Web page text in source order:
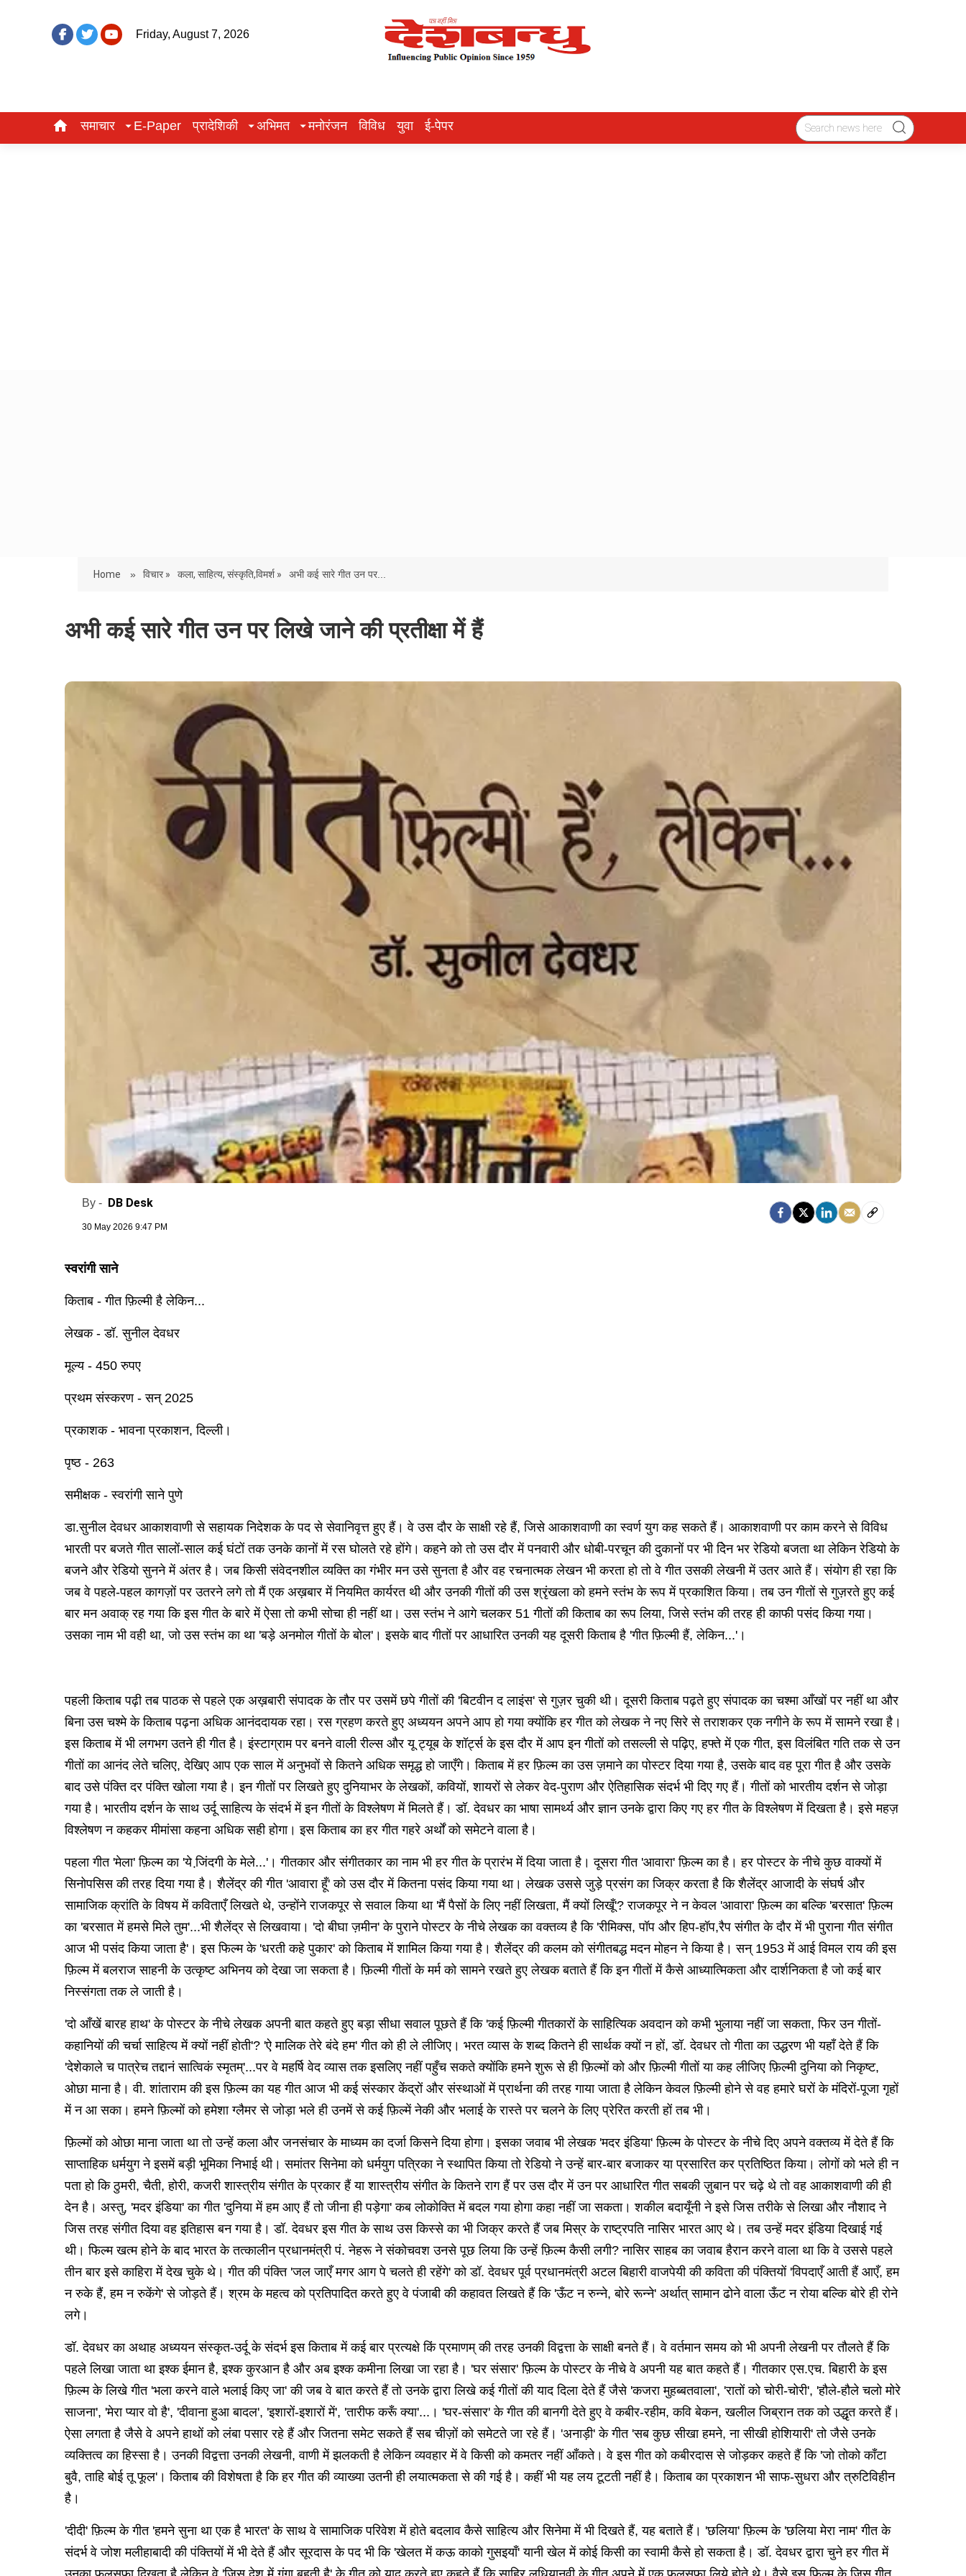
Friday, August 7, 2026
समाचार E-Paper प्रादेशिकी अभिमत मनोरंजन विविध युवा ई-पेपर
Home » विचार » कला, साहित्य, संस्कृति,विमर्श » अभी कई सारे गीत उन पर...
अभी कई सारे गीत उन पर लिखे जाने की प्रतीक्षा में हैं
By - DB Desk
30 May 2026 9:47 PM
स्वरांगी साने
किताब - गीत ​फ़िल्मी है लेकिन...
लेखक - डॉ. सुनील देवधर
मूल्य - 450 रुपए
प्रथम संस्करण - सन् 2025
प्रकाशक - भावना प्रकाशन, दिल्ली।
पृष्ठ - 263
समीक्षक - स्वरांगी साने पुणे
डा.सुनील देवधर आकाशवाणी से सहायक निदेशक के पद से सेवानिवृत्त हुए हैं। वे उस दौर के साक्षी रहे हैं, जिसे आकाशवाणी का स्वर्ण युग कह सकते हैं। आकाशवाणी पर काम करने से विविध
भारती पर बजते गीत सालों-साल कई घंटों तक उनके कानों में रस घोलते रहे होंगे। कहने को तो उस दौर में पनवारी और धोबी-परचून की दुकानों पर भी दिेन भर रेडियो बजता था लेकिन रेडियो के
बजने और रेडियो सुनने में अंतर है। जब किसी संवेदनशील व्यक्ति का गंभीर मन उसे सुनता है और वह रचनात्मक लेखन भी करता हो तो वे गीत उसकी लेखनी में उतर आते हैं। संयोग ही रहा कि
जब वे पहले-पहल कागज़ों पर उतरने लगे तो मैं एक अख़बार में नियमित कार्यरत थी और उनकी गीतों की उस श्रृंखला को हमने स्तंभ के रूप में प्रकाशित किया। तब उन गीतों से गुज़रते हुए कई
बार मन अवाक् रह गया कि इस गीत के बारे में ऐसा तो कभी सोचा ही नहीं था। उस स्तंभ ने आगे चलकर 51 गीतों की किताब का रूप लिया, जिसे स्तंभ की तरह ही काफी पसंद किया गया।
उसका नाम भी वही था, जो उस स्तंभ का था 'बड़े अनमोल गीतों के बोल'। इसके बाद गीतों पर आधारित उनकी यह दूसरी किताब है 'गीत फ़िल्मी हैं, लेकिन...'।
पहली किताब पढ़ी तब पाठक से पहले एक अख़बारी संपादक के तौर पर उसमें छपे गीतों की 'बिटवीन द लाइंस' से गुज़र चुकी थी। दूसरी किताब पढ़ते हुए संपादक का चश्मा आँखों पर नहीं था और
बिना उस चश्मे के किताब पढ़ना अधिक आनंददायक रहा। रस ग्रहण करते हुए अध्ययन अपने आप हो गया क्योंकि हर गीत को लेखक ने नए सिरे से तराशकर एक नगीने के रूप में सामने रखा है।
इस किताब में भी लगभग उतने ही गीत है। इंस्टाग्राम पर बनने वाली रील्स और यू ट्यूब के शॉर्ट्स के इस दौर में आप इन गीतों को तसल्ली से पढ़िए, हफ्ते में एक गीत, इस विलंबित गति तक से उन
गीतों का आनंद लेते चलिए, देखिए आप एक साल में अनुभवों से कितने अधिक समृद्ध हो जाएँगे। किताब में हर ​फ़िल्म का उस ज़माने का पोस्टर दिया गया है, उसके बाद वह पूरा गीत है और उसके
बाद उसे पंक्ति दर पंक्ति खोला गया है। इन गीतों पर लिखते हुए दुनियाभर के लेखकों, कवियों, शायरों से लेकर वेद-पुराण और ऐतिहासिक संदर्भ भी दिए गए हैं। गीतों को भारतीय दर्शन से जोड़ा
गया है। भारतीय दर्शन के साथ उर्दू साहित्य के संदर्भ में इन गीतों के विश्लेषण में मिलते हैं। डॉ. देवधर का भाषा सामर्थ्य और ज्ञान उनके द्वारा किए गए हर गीत के विश्लेषण में दिखता है। इसे महज़
विश्लेषण न कहकर मीमांसा कहना अधिक सही होगा। इस किताब का हर गीत गहरे अर्थों को समेटने वाला है।
पहला गीत 'मेला' ​​फ़िल्म का 'ये जि़ंदगी के मेले...'। गीतकार और संगीतकार का नाम भी हर गीत के प्रारंभ में दिया जाता है। दूसरा गीत 'आवारा' ​​फ़िल्म का है। हर पोस्टर के नीचे कुछ वाक्यों में
सिनोपसिस की तरह दिया गया है। शैलेंद्र की गीत 'आवारा हूँ' को उस दौर में कितना पसंद किया गया था। लेखक उससे जुड़े प्रसंग का जिक्र करता है कि शैलेंद्र आजादी के संघर्ष और
सामाजिक क्रांति के विषय में कविताएँ लिखते थे, उन्होंने राजकपूर से सवाल किया था 'मैं पैसों के लिए नहीं लिखता, मैं क्यों लिखूँ'? राजकपूर ने न केवल 'आवारा' ​​फ़िल्म का बल्कि 'बरसात' ​​फ़िल्म
का 'बरसात में हमसे मिले तुम'...भी शैलेंद्र से लिखवाया। 'दो बीघा ज़मीन' के पुराने पोस्टर के नीचे लेखक का वक्तव्य है कि 'रीमिक्स, पॉप और हिप-हॉप,रैप संगीत के दौर में भी पुराना गीत संगीत
आज भी पसंद किया जाता है'। इस फिल्म के 'धरती कहे पुकार' को किताब में शामिल किया गया है। शैलेंद्र की कलम को संगीतबद्ध मदन मोहन ने किया है। सन् 1953 में आई विमल राय की इस ​​
फ़िल्म में बलराज साहनी के उत्कृष्ट अभिनय को देखा जा सकता है। ​​फ़िल्मी गीतों के मर्म को सामने रखते हुए लेखक बताते हैं कि इन गीतों में कैसे आध्यात्मिकता और दार्शनिकता है जो कई बार
निस्संगता तक ले जाती है।
'दो आँखें बारह हाथ' के पोस्टर के नीचे लेखक अपनी बात कहते हुए बड़ा सीधा सवाल पूछते हैं कि 'कई फ़िल्मी गीतकारों के साहित्यिक अवदान को कभी भुलाया नहीं जा सकता, फिर उन गीतों-
कहानियों की चर्चा साहित्य में क्यों नहीं होती'? 'ऐ मालिक तेरे बंदे हम' गीत को ही ले लीजिए। भरत व्यास के शब्द कितने ही सार्थक क्यों न हों, डॉ. देवधर तो गीता का उद्धरण भी यहाँ देते हैं कि
'देशेकाले च पात्रेच तद्दानं सात्विकं स्मृतम्'...पर वे महर्षि वेद व्यास तक इसलिए नहीं पहुँच सकते क्योंकि हमने शुरू से ही फ़िल्मों को और फ़िल्मी गीतों या कह लीजिए फ़िल्मी दुनिया को निकृष्ट,
ओछा माना है। वी. शांताराम की इस फ़िल्म का यह गीत आज भी कई संस्कार केंद्रों और संस्थाओं में प्रार्थना की तरह गाया जाता है लेकिन केवल फ़िल्मी होने से वह हमारे घरों के मंदिरों-पूजा गृहों
में न आ सका। हमने फ़िल्मों को हमेशा ग्लैमर से जोड़ा भले ही उनमें से कई फ़िल्में नेकी और भलाई के रास्ते पर चलने के लिए प्रेरित करती हों तब भी।
फ़िल्मों को ओछा माना जाता था तो उन्हें कला और जनसंचार के माध्यम का दर्जा किसने दिया होगा। इसका जवाब भी लेखक 'मदर इंडिया' फ़िल्म के पोस्टर के नीचे दिए अपने वक्तव्य में देते हैं कि
साप्ताहिक धर्मयुग ने इसमें बड़ी भूमिका निभाई थी। समांतर सिनेमा को धर्मयुग पत्रिका ने स्थापित किया तो रेडियो ने उन्हें बार-बार बजाकर या प्रसारित कर प्रतिष्ठित किया। लोगों को भले ही न
पता हो कि ठुमरी, चैती, होरी, कजरी शास्त्रीय संगीत के प्रकार हैं या शास्त्रीय संगीत के कितने राग हैं पर उस दौर में उन पर आधारित गीत सबकी ज़ुबान पर चढ़े थे तो वह आकाशवाणी की ही
देन है। अस्तु, 'मदर इंडिया' का गीत 'दुनिया में हम आए हैं तो जीना ही पड़ेगा' कब लोकोक्ति में बदल गया होगा कहा नहीं जा सकता। शकील बदायूँनी ने इसे जिस तरीके से लिखा और नौशाद ने
जिस तरह संगीत दिया वह इतिहास बन गया है। डॉ. देवधर इस गीत के साथ उस किस्से का भी जिक्र करते हैं जब मिस्र के राष्ट्रपति नासिर भारत आए थे। तब उन्हें मदर इंडिया दिखाई गई
थी। फिल्म खत्म होने के बाद भारत के तत्कालीन प्रधानमंत्री पं. नेहरू ने संकोचवश उनसे पूछ लिया कि उन्हें फ़िल्म कैसी लगी? नासिर साहब का जवाब हैरान करने वाला था कि वे उससे पहले
तीन बार इसे काहिरा में देख चुके थे। गीत की पंक्ति 'जल जाएँ मगर आग पे चलते ही रहेंगे' को डॉ. देवधर पूर्व प्रधानमंत्री अटल बिहारी वाजपेयी की कविता की पंक्तियों 'विपदाएँ आती हैं आएँ, हम
न रुके हैं, हम न रुकेंगे' से जोड़ते हैं। श्रम के महत्व को प्रतिपादित करते हुए वे पंजाबी की कहावत लिखते हैं कि 'ऊँट न रुन्ने, बोरे रून्ने' अर्थात् सामान ढोने वाला ऊँट न रोया बल्कि बोरे ही रोने
लगे।
डॉ. देवधर का अथाह अध्ययन संस्कृत-उर्दू के संदर्भ इस किताब में कई बार प्रत्यक्षे किं प्रमाणम् की तरह उनकी विद्वत्ता के साक्षी बनते हैं। वे वर्तमान समय को भी अपनी लेखनी पर तौलते हैं कि
पहले लिखा जाता था इश्क ईमान है, इश्क कुरआन है और अब इश्क कमीना लिखा जा रहा है। 'घर संसार' फ़िल्म के पोस्टर के नीचे वे अपनी यह बात कहते हैं। गीतकार एस.एच. बिहारी के इस
फ़िल्म के लिखे गीत 'भला करने वाले भलाई किए जा' की जब वे बात करते हैं तो उनके द्वारा लिखे कई गीतों की याद दिला देते हैं जैसे 'कजरा मुहब्बतवाला', 'रातों को चोरी-चोरी', 'हौले-हौले चलो मोरे
साजना', 'मेरा प्यार वो है', 'दीवाना हुआ बादल', 'इशारों-इशारों में', 'तारीफ करूँ क्या'...। 'घर-संसार' के गीत की बानगी देते हुए वे कबीर-रहीम, कवि बेकन, खलील जिब्रान तक को उद्धृत करते हैं।
ऐसा लगता है जैसे वे अपने हाथों को लंबा पसार रहे हैं और जितना समेट सकते हैं सब चीज़ों को समेटते जा रहे हैं। 'अनाड़ी' के गीत 'सब कुछ सीखा हमने, ना सीखी होशियारी' तो जैसे उनके
व्यक्तित्व का हिस्सा है। उनकी विद्वत्ता उनकी लेखनी, वाणी में झलकती है लेकिन व्यवहार में वे किसी को कमतर नहीं आँकते। वे इस गीत को कबीरदास से जोड़कर कहते हैं कि 'जो तोको काँटा
बुवै, ताहि बोई तू फूल'। किताब की विशेषता है कि हर गीत की व्याख्या उतनी ही लयात्मकता से की गई है। कहीं भी यह लय टूटती नहीं है। किताब का प्रकाशन भी साफ-सुधरा और त्रुटिविहीन
है।
'दीदी' फ़िल्म के गीत 'हमने सुना था एक है भारत' के साथ वे सामाजिक परिवेश में होते बदलाव कैसे साहित्य और सिनेमा में भी दिखते हैं, यह बताते हैं। 'छलिया' फ़िल्म के 'छलिया मेरा नाम' गीत के
संदर्भ वे जोश मलीहाबादी की पंक्तियों में भी देते हैं और सूरदास के पद भी कि 'खेलत में कऊ काको गुसइयाँ' यानी खेल में कोई किसी का स्वामी कैसे हो सकता है। डॉ. देवधर द्वारा चुने हर गीत में